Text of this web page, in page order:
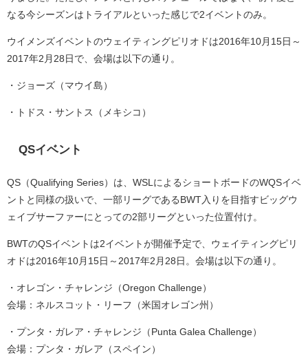
なる今シーズンはトライアルといった感じで2イベントのみ。
ウイメンズイベントのウェイティングピリオドは2016年10月15日～
2017年2月28日で、会場は以下の通り。
・ジョーズ（マウイ島）
・トドス・サントス（メキシコ）
QSイベント
QS（Qualifying Series）は、WSLによるショートボードのWQSイベ
ントと同様の扱いで、一部リーグであるBWT入りを目指すビッグウ
ェイブサーファーにとっての2部リーグといった位置付け。
BWTのQSイベントは2イベントが開催予定で、ウェイティングピリ
オドは2016年10月15日～2017年2月28日。会場は以下の通り。
・オレゴン・チャレンジ（Oregon Challenge）
会場：ネルスコット・リーフ（米国オレゴン州）
・プンタ・ガレア・チャレンジ（Punta Galea Challenge）
会場：プンタ・ガレア（スペイン）